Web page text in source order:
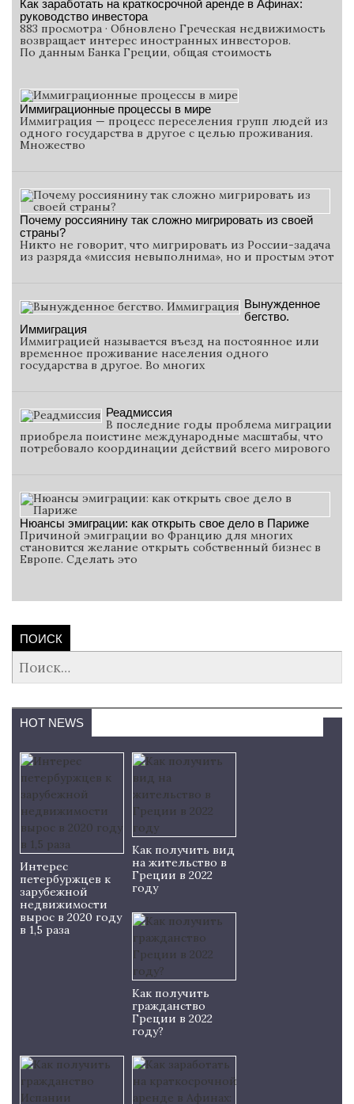
Как заработать на краткосрочной аренде в Афинах:
руководство инвестора
883 просмотра · Обновлено Греческая недвижимость
возвращает интерес иностранных инвесторов.
По данным Банка Греции, общая стоимость
Иммиграционные процессы в мире
Иммиграция — процесс переселения групп людей из
одного государства в другое с целью проживания.
Множество
Почему россиянину так сложно мигрировать из своей
страны?
Никто не говорит, что мигрировать из России-задача
из разряда «миссия невыполнима», но и простым этот
Вынужденное
бегство.
Иммиграция
Иммиграцией называется въезд на постоянное или
временное проживание населения одного
государства в другое. Во многих
Реадмиссия
В последние годы проблема миграции
приобрела поистине международные масштабы, что
потребовало координации действий всего мирового
Нюансы эмиграции: как открыть свое дело в Париже
Причиной эмиграции во Францию для многих
становится желание открыть собственный бизнес в
Европе. Сделать это
ПОИСК
HOT NEWS
Интерес
петербуржцев к
зарубежной
недвижимости
вырос в 2020 году
в 1,5 раза
Как получить вид
на жительство в
Греции в 2022
году
Как получить
гражданство
Греции в 2022
году?